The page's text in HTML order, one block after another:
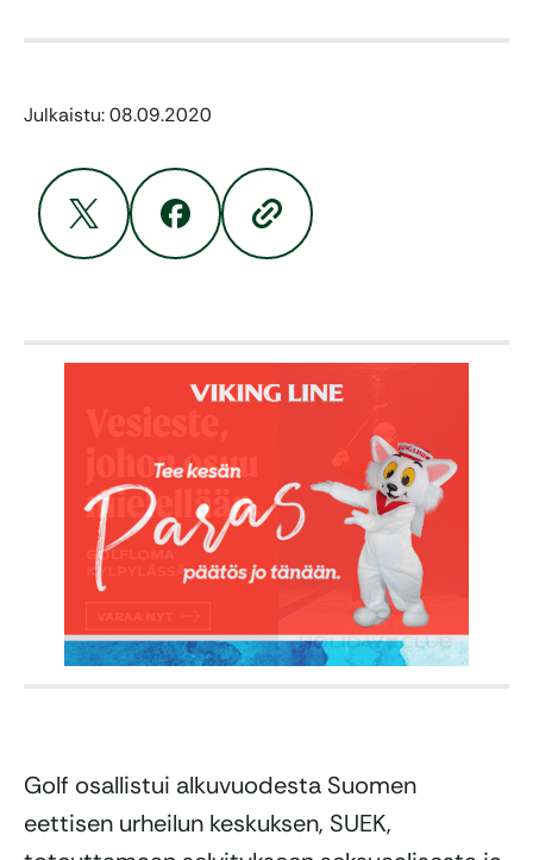
Julkaistu: 08.09.2020
Golf osallistui alkuvuodesta Suomen
eettisen urheilun keskuksen, SUEK,